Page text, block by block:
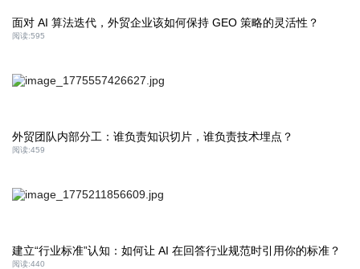
面对 AI 算法迭代，外贸企业该如何保持 GEO 策略的灵活性？
阅读:595
外贸团队内部分工：谁负责知识切片，谁负责技术埋点？
阅读:459
建立“行业标准”认知：如何让 AI 在回答行业规范时引用你的标准？
阅读:440